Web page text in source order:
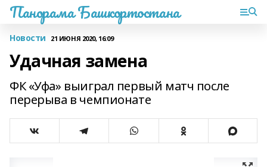
Панорама Башкортостана
Новости 21 ИЮНЯ 2020, 16:09
Удачная замена
ФК «Уфа» выиграл первый матч после
перерыва в чемпионате